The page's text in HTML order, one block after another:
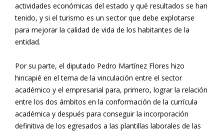
actividades económicas del estado y qué resultados se han
tenido, y si el turismo es un sector que debe explotarse
para mejorar la calidad de vida de los habitantes de la
entidad.
Por su parte, el diputado Pedro Martínez Flores hizo
hincapié en el tema de la vinculación entre el sector
académico y el empresarial para, primero, lograr la relación
entre los dos ámbitos en la conformación de la currícula
académica y después para conseguir la incorporación
definitiva de los egresados a las plantillas laborales de las